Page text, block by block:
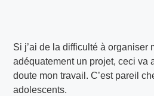
Si j’ai de la difficulté à organiser
adéquatement un projet, ceci va
doute mon travail. C’est pareil
adolescents.